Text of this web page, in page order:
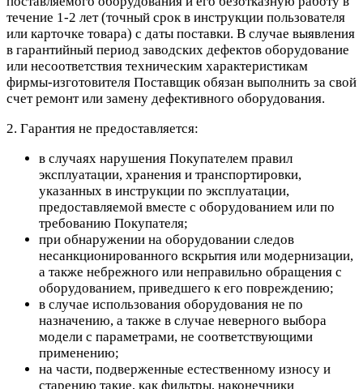
течение 1-2 лет (точный срок в инструкции пользователя
или карточке товара) с даты поставки. В случае выявления
в гарантийный период заводских дефектов оборудование
или несоответствия техническим характеристикам
фирмы-изготовителя Поставщик обязан выполнить за свой
счет ремонт или замену дефективного оборудования.
2. Гарантия не предоставляется:
в случаях нарушения Покупателем правил
эксплуатации, хранения и транспортировки,
указанных в инструкции по эксплуатации,
предоставляемой вместе с оборудованием или по
требованию Покупателя;
при обнаружении на оборудовании следов
несанкционированного вскрытия или модернизации,
а также небрежного или неправильно обращения с
оборудованием, приведшего к его повреждению;
в случае использования оборудования не по
назначению, а также в случае неверного выбора
модели с параметрами, не соответствующими
применению;
на части, подверженные естественному износу и
старению такие, как фильтры, наконечники